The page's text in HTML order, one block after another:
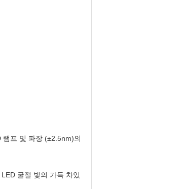
프 및 파장 (±2.5nm)의
굴절 빛의 가득 차있